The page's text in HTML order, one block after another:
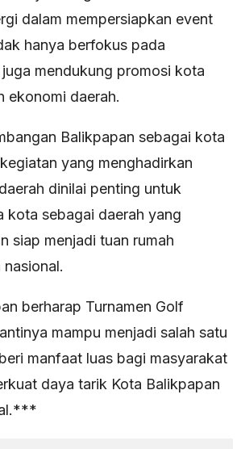
dalam mempersiapkan event
hanya berfokus pada
mendukung promosi kota
ekonomi daerah.
Balikpapan sebagai kota
yang menghadirkan
dinilai penting untuk
kota sebagai daerah yang
siap menjadi tuan rumah
berharap Turnamen Golf
mampu menjadi salah satu
manfaat luas bagi masyarakat
daya tarik Kota Balikpapan